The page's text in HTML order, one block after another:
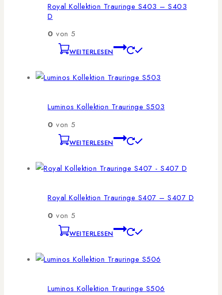
Royal Kollektion Trauringe S403 – S403
D
0 von 5
WEITERLESEN
Luminos Kollektion Trauringe S503
0 von 5
WEITERLESEN
Royal Kollektion Trauringe S407 – S407 D
0 von 5
WEITERLESEN
Luminos Kollektion Trauringe S506